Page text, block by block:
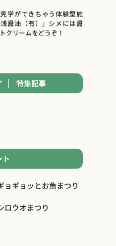
学ができちゃう体験型施
醤油（有）」シメには醤
クリームをどうぞ！
特集記事
ト
ョギョッとお魚まつり
ロウオまつり